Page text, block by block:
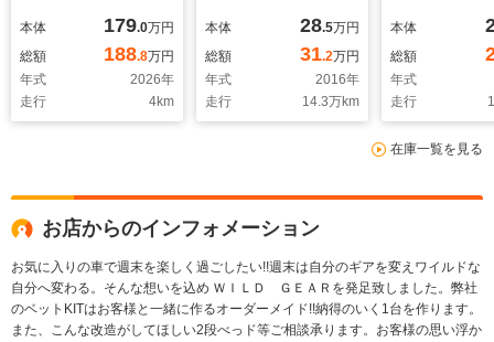
クフロントフェイス
ホイール ブラックシ
ートカバー
本体 179.0万円
総額
188.8万円
年式
2026年
走行
4km
本体 28.5万円
総額
31.2万円
年式
2016年
走行
14.3万km
本体
総額
年式
走行
在庫一覧を見る
お店からのインフォメーション
お気に入りの車で週末を楽しく過ごしたい!!週末は自分のギアを変えワイルドな
自分へ変わる。そんな想いを込め ＷＩＬＤ ＧＥＡＲを発足致しました。弊社
のベットKITはお客様と一緒に作るオーダーメイド!!納得のいく1台を作ります。
また、こんな改造がしてほしい2段べっド等ご相談承ります。お客様の思い浮か